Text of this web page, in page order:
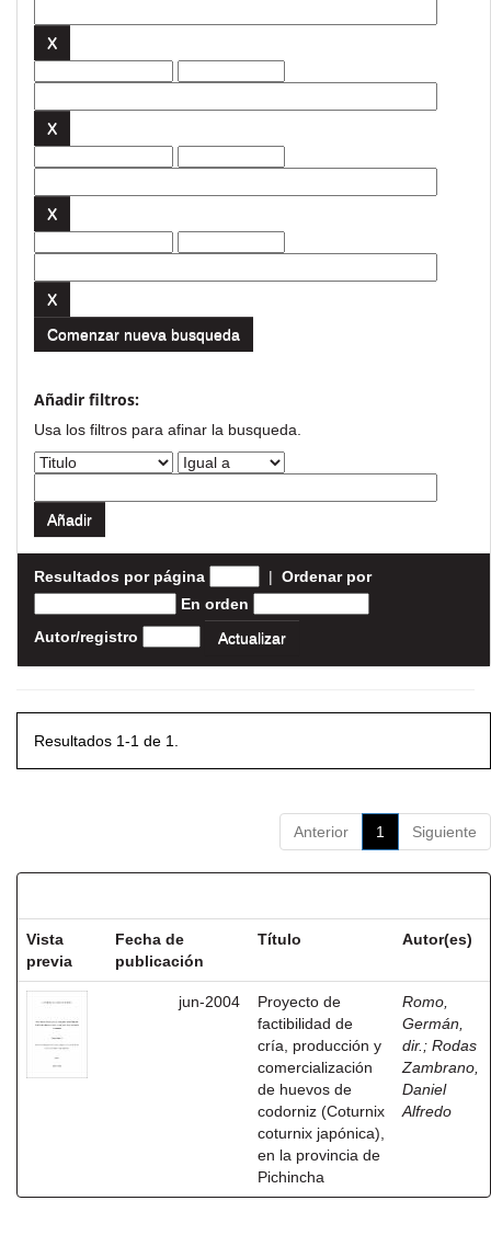
Comenzar nueva busqueda
Añadir filtros:
Usa los filtros para afinar la busqueda.
Resultados por página | Ordenar por
En orden
Autor/registro
Resultados 1-1 de 1.
Anterior 1 Siguiente
Vista
previa
Fecha de
publicación
Título Autor(es)
jun-2004
Proyecto de
factibilidad de
cría, producción y
comercialización
de huevos de
codorniz (Coturnix
coturnix japónica),
en la provincia de
Pichincha
Romo,
Germán,
dir. ; Rodas
Zambrano,
Daniel
Alfredo